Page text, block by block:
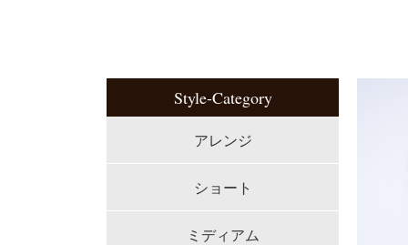
Style-Category
アレンジ
ショート
ミディアム